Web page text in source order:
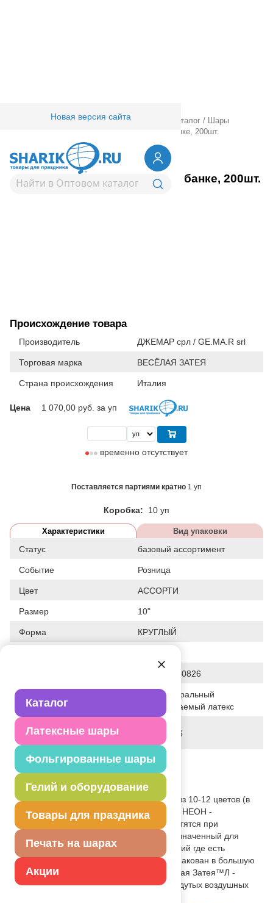
Каталог
Латексные шары
Фольгированные шары
Гелий и оборудование
Товары для праздника
Печать на шарах
Акции
Новая версия сайта
Товары для праздника/ Оптовый каталог /
Шары
10" Неон ассорти в банке, 200шт.
1110-000010" Неон ассорти в банке, 200шт.
Происхождение товара
Производитель ДЖЕМАР срл / GE.MA.R srl
Торговая марка ВЕСЁЛАЯ ЗАТЕЯ
Страна происхождения Италия
Цена 1 070,00 руб. за уп
временно отсутствует
Поставляется партиями кратно 1 уп
Коробка: 10 уп
Характеристики Вид упаковки
Статус базовый ассортимент
Событие Розница
Цвет АССОРТИ
Размер 10"
Форма КРУГЛЫЙ
4607047530826
Исходный материал
100% натуральный
биоразлагаемый латекс
Дата последнего
28-01-2026
Вес 637.500 г
Описание товара
Шар из натурального латекса. Ассорти из 10-12 цветов (в
случайном соотношении), одного типа - НЕОН -
использованы неоновые пигменты - светятся при
ультрафиолетовом освещении. Предназначенный для
использования в оформлении помещений где есть
неоновый свет и розничной продаже. Упакован в большую
пластиковую банку с логотипом ЋВесёлая Затея™Л -
идеальное решение для продажи не надутых воздушных